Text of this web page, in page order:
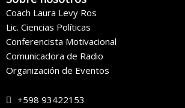
Coach Laura Levy Ros
Lic. Ciencias Políticas
Conferencista Motivacional
Comunicadora de Radio
Organización de Eventos
+598 93422153